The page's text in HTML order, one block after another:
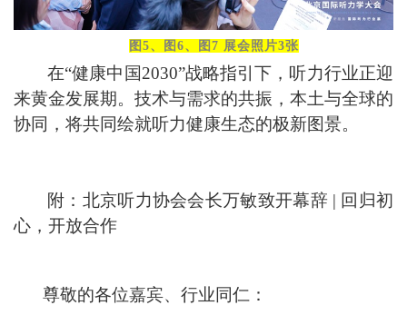
图5、图6、图7 展会照片3张
在“健康中国2030”战略指引下，听力行业正迎
来黄金发展期。技术与需求的共振，本土与全球的
协同，将共同绘就听力健康生态的极新图景。
附：北京听力协会会长万敏致开幕辞 | 回归初
心，开放合作
尊敬的各位嘉宾、行业同仁：